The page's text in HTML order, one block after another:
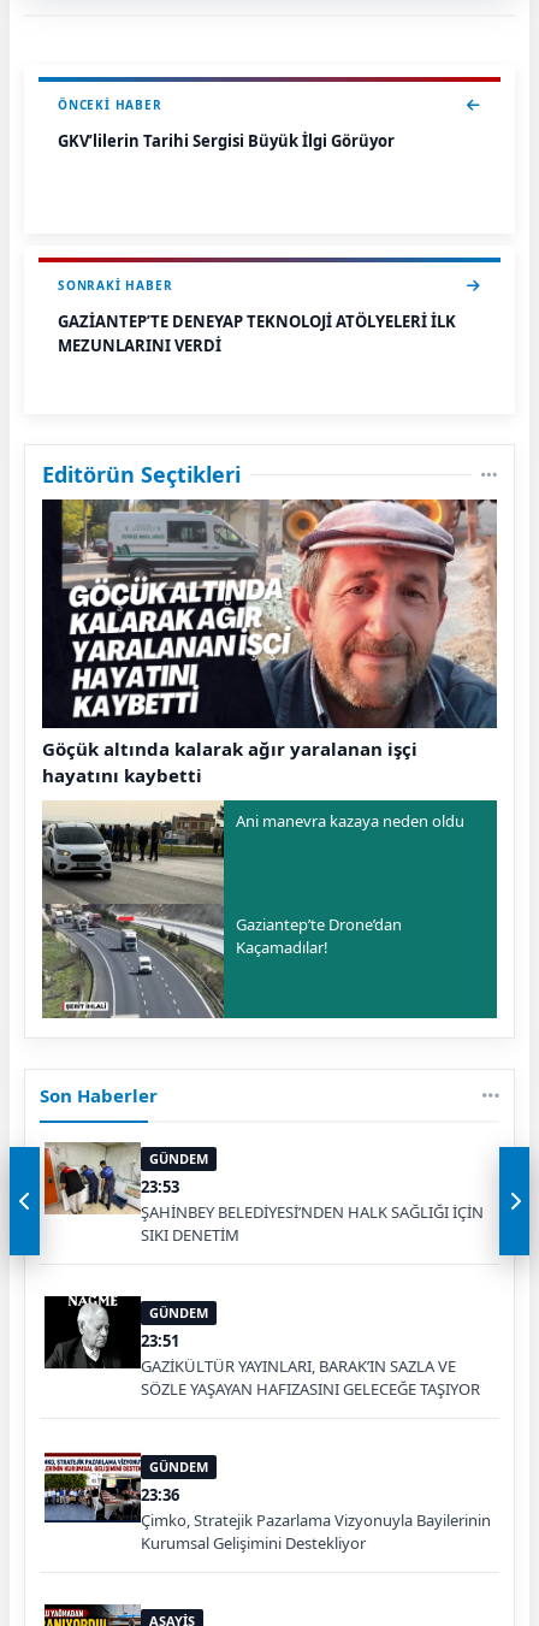
ÖNCEKI HABER
GKV’lilerin Tarihi Sergisi Büyük İlgi Görüyor
SONRAKI HABER
GAZİANTEP’TE DENEYAP TEKNOLOJİ ATÖLYELERİ İLK
MEZUNLARINI VERDİ
Editörün Seçtikleri
Göçük altında kalarak ağır yaralanan işçi
hayatını kaybetti
Ani manevra kazaya neden oldu
Gaziantep’te Drone’dan
Kaçamadılar!
Son Haberler
GÜNDEM
23:53
ŞAHİNBEY BELEDİYESİ’NDEN HALK SAĞLIĞI İÇİN
SIKI DENETİM
GÜNDEM
23:51
GAZİKÜLTÜR YAYINLARI, BARAK’IN SAZLA VE
SÖZLE YAŞAYAN HAFIZASINI GELECEĞE TAŞIYOR
GÜNDEM
23:36
Çimko, Stratejik Pazarlama Vizyonuyla Bayilerinin
Kurumsal Gelişimini Destekliyor
ASAYİŞ